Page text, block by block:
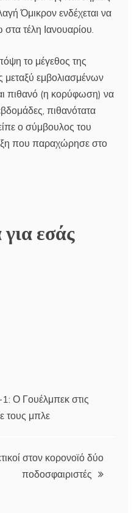
Όμικρον ενδέχεται να
τέλη Ιανουαρίου.
το μέγεθος της
μεταξύ εμβολιασμένων
πιθανό (η κορύφωση) να
πιθανότατα
ο σύμβουλος του
που παραχώρησε στο
εσάς
Ο Γουέλμπεκ στις
τους μπλε
στον κορονοϊό δύο
ποδοσφαιριστές